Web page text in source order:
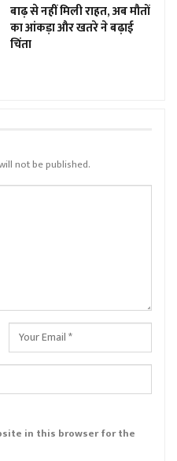
बाढ़ से नहीं मिली राहत, अब मौतों
का आंकड़ा और खतरे ने बढ़ाई
चिंता
not be published.
in this browser for the